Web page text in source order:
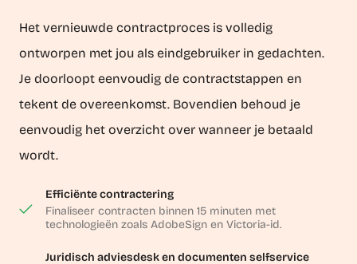
Het vernieuwde contractproces is volledig
ontworpen met jou als eindgebruiker in gedachten.
Je doorloopt eenvoudig de contractstappen en
tekent de overeenkomst. Bovendien behoud je
eenvoudig het overzicht over wanneer je betaald
wordt.
Efficiënte contractering
Finaliseer contracten binnen 15 minuten met
technologieën zoals AdobeSign en Victoria-id.​
Juridisch adviesdesk en documenten selfservice